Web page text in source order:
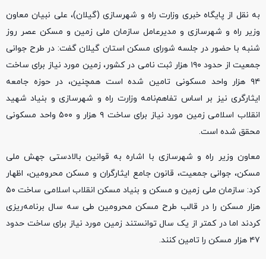
به نقل از پایگاه خبری وزارت راه و شهرسازی (گیلان)، علی نبیان معاون
وزیر راه و شهرسازی و مدیرعامل سازمان ملی زمین و مسکن عصر روز
شنبه با حضور در جلسه شورای مسکن استان گیلان گفت: در طرح جوانی
جمعیت از حدود ۱۹۰ هزار ثبت نامی در کشور، زمین مورد نیاز برای ساخت
۹۴ هزار واحد مسکونی تامین شده است همچنین، در حوزه جامعه
ایثارگری نیز بر اساس تفاهم‌نامه وزارت راه و شهرسازی و بنیاد شهید
انقلاب اسلامی زمین مورد نیاز برای ساخت ۹ هزار و ۵۰۰ واحد مسکونی
محقق شده است.
معاون وزیر راه و شهرسازی با اشاره به قوانین بالادستی جهش ملی
مسکن، جوانی جمعیت، قانون جامع ایثارگران و مسکن محرومین، اظهار
کرد: سازمان ملی زمین و مسکن و بنیاد مسکن انقلاب اسلامی ساخت ۵۰
هزار مسکن را در قالب طرح مسکن محرومین طی سه سال برنامه‌ریزی
کردند اما در کمتر از یک سال توانستند زمین مورد نیاز برای ساخت حدود
۴۷ هزار مسکن را تامین کنند.